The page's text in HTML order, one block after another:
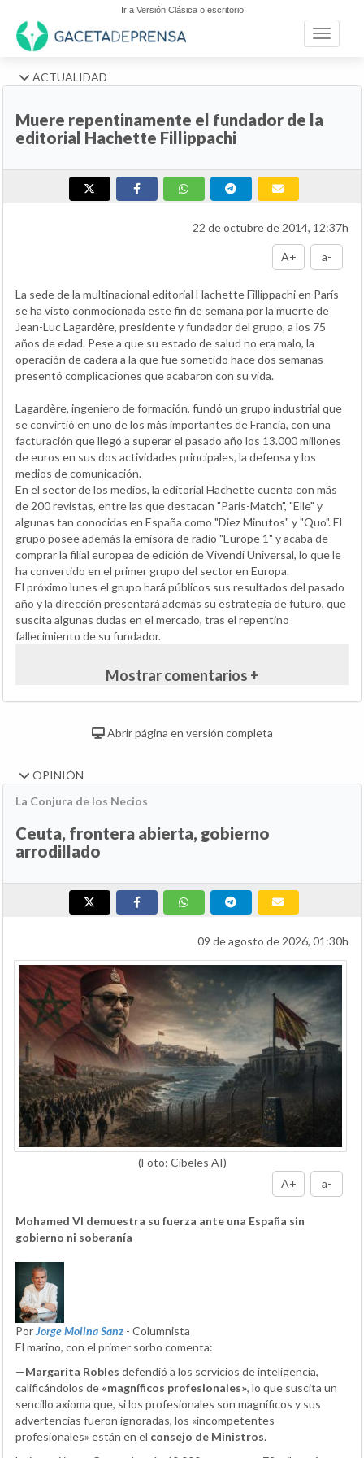
Ir a Versión Clásica o escritorio
Toggle
ACTUALIDAD
Muere repentinamente el fundador de la
editorial Hachette Fillippachi
22 de octubre de 2014, 12:37h
A+ a-
La sede de la multinacional editorial Hachette Fillippachi en París
se ha visto conmocionada este fin de semana por la muerte de
Jean-Luc Lagardère, presidente y fundador del grupo, a los 75
años de edad. Pese a que su estado de salud no era malo, la
operación de cadera a la que fue sometido hace dos semanas
presentó complicaciones que acabaron con su vida.
Lagardère, ingeniero de formación, fundó un grupo industrial que
se convirtió en uno de los más importantes de Francia, con una
facturación que llegó a superar el pasado año los 13.000 millones
de euros en sus dos actividades principales, la defensa y los
medios de comunicación.
En el sector de los medios, la editorial Hachette cuenta con más
de 200 revistas, entre las que destacan "Paris-Match", "Elle" y
algunas tan conocidas en España como "Diez Minutos" y "Quo". El
grupo posee además la emisora de radio "Europe 1" y acaba de
comprar la filial europea de edición de Vivendi Universal, lo que le
ha convertido en el primer grupo del sector en Europa.
El próximo lunes el grupo hará públicos sus resultados del pasado
año y la dirección presentará además su estrategia de futuro, que
suscita algunas dudas en el mercado, tras el repentino
fallecimiento de su fundador.
Mostrar comentarios +
Abrir página en versión completa
OPINIÓN
La Conjura de los Necios
Ceuta, frontera abierta, gobierno
arrodillado
09 de agosto de 2026, 01:30h
(Foto: Cibeles AI)
A+
a-
Mohamed VI demuestra su fuerza ante una España sin
gobierno ni soberanía
PorJorge Molina Sanz - Columnista
El marino, con el primer sorbo comenta:
—Margarita Robles defendió a los servicios de inteligencia,
calificándolos de «magníficos profesionales», lo que suscita un
sencillo axioma que, si los profesionales son magníficos y sus
advertencias fueron ignoradas, los «incompetentes
profesionales» están en el consejo de Ministros.